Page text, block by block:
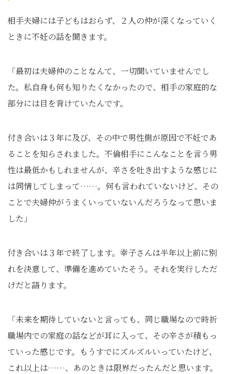
相手夫婦には子どもはおらず、２人の仲が深くなっていく
ときに不妊の話を聞きます。
「最初は夫婦仲のことなんて、一切聞いていませんでし
た。私自身も何も知りたくなかったので、相手の家庭的な
部分には目を背けていたんです。
付き合いは３年に及び、その中で男性側が原因で不妊であ
ることを知らされました。不倫相手にこんなことを言う男
性は最低かもしれませんが、辛さを吐き出すような感じに
は同情してしまって……。何も言われていないけど、その
ことで夫婦仲がうまくいっていないんだろうなって思いま
した」
付き合いは３年で終了します。幸子さんは半年以上前に別
れを決意して、準備を進めていたそう。それを実行しただ
けだと語ります。
「未来を期待していないと言っても、同じ職場なので時折
職場内での家庭の話などが耳に入って、その辛さが積もっ
ていった感じです。もうすでにズルズルいっていたけど、
これ以上は……、あのときは限界だったんだと思います。